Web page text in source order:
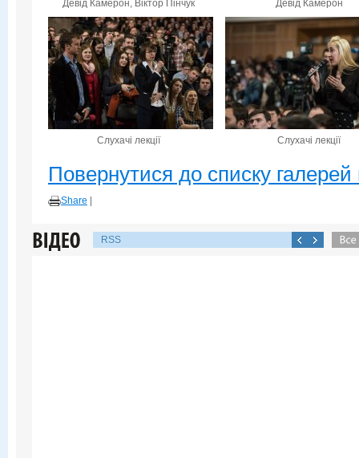
Девід Камерон, Віктор Пінчук Девід Камерон
Слухачі лекції Слухачі лекції
Повернутися до списку галерей
Share
RSS